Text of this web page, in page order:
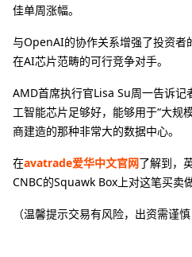
佳单周涨幅。
与OpenAI的协作关系增强了投资
在AI芯片范畴的可行竞争对手。
AMD首席执行官Lisa Su周一告诉记
工智能芯片足够好，能够用于“大规
商建造的那种非常大的数据中心。
在avatrade爱华中文官网了解到，
CNBC的Squawk Box上对这笔买卖
（温馨提示交易有风险，出资需谨